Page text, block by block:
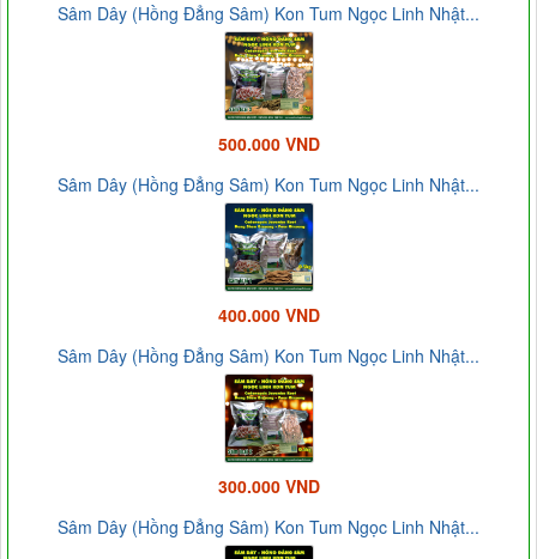
Sâm Dây (Hồng Đẳng Sâm) Kon Tum Ngọc Linh Nhật...
500.000 VND
Sâm Dây (Hồng Đẳng Sâm) Kon Tum Ngọc Linh Nhật...
400.000 VND
Sâm Dây (Hồng Đẳng Sâm) Kon Tum Ngọc Linh Nhật...
300.000 VND
Sâm Dây (Hồng Đẳng Sâm) Kon Tum Ngọc Linh Nhật...